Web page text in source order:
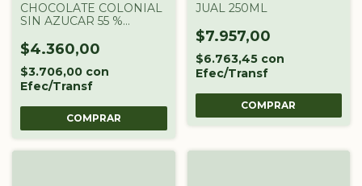
CHOCOLATE COLONIAL
SIN AZUCAR 55 %
GR
$4.360,00
$3.706,00 con
Efec/Transf
JUAL 250ML
$7.957,00
$6.763,45 con
Efec/Transf